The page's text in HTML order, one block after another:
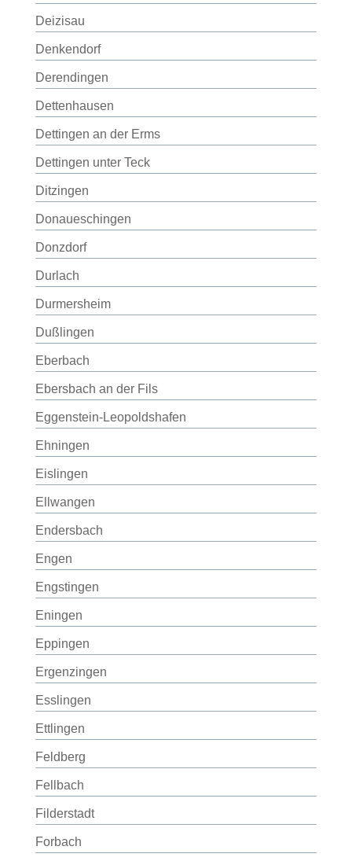
Deizisau
Denkendorf
Derendingen
Dettenhausen
Dettingen an der Erms
Dettingen unter Teck
Ditzingen
Donaueschingen
Donzdorf
Durlach
Durmersheim
Dußlingen
Eberbach
Ebersbach an der Fils
Eggenstein-Leopoldshafen
Ehningen
Eislingen
Ellwangen
Endersbach
Engen
Engstingen
Eningen
Eppingen
Ergenzingen
Esslingen
Ettlingen
Feldberg
Fellbach
Filderstadt
Forbach